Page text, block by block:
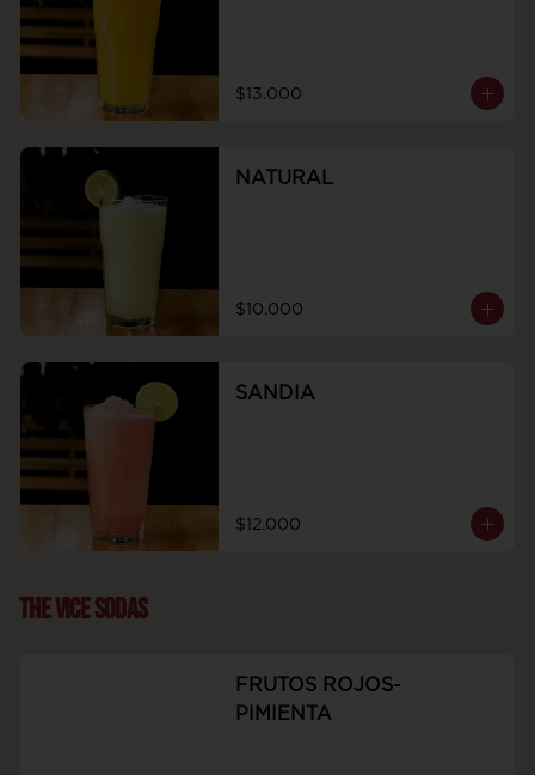
$13.000
NATURAL
$10.000
SANDIA
$12.000
THE VICE SODAS
FRUTOS ROJOS-
PIMIENTA